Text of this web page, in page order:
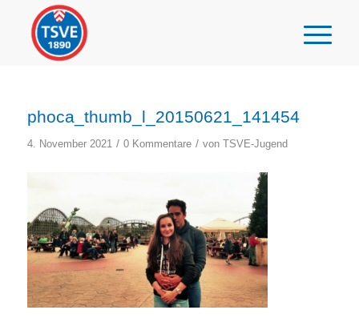
phoca_thumb_l_20150621_141454
4. November 2021 / 0 Kommentare / von TSVE-Jugend